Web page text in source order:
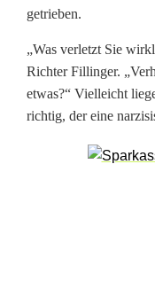
i
c
h
b
getrieben.
„Was verletzt Sie
Richter Fillinger.
etwas?“ Vielleicht
richtig, der eine